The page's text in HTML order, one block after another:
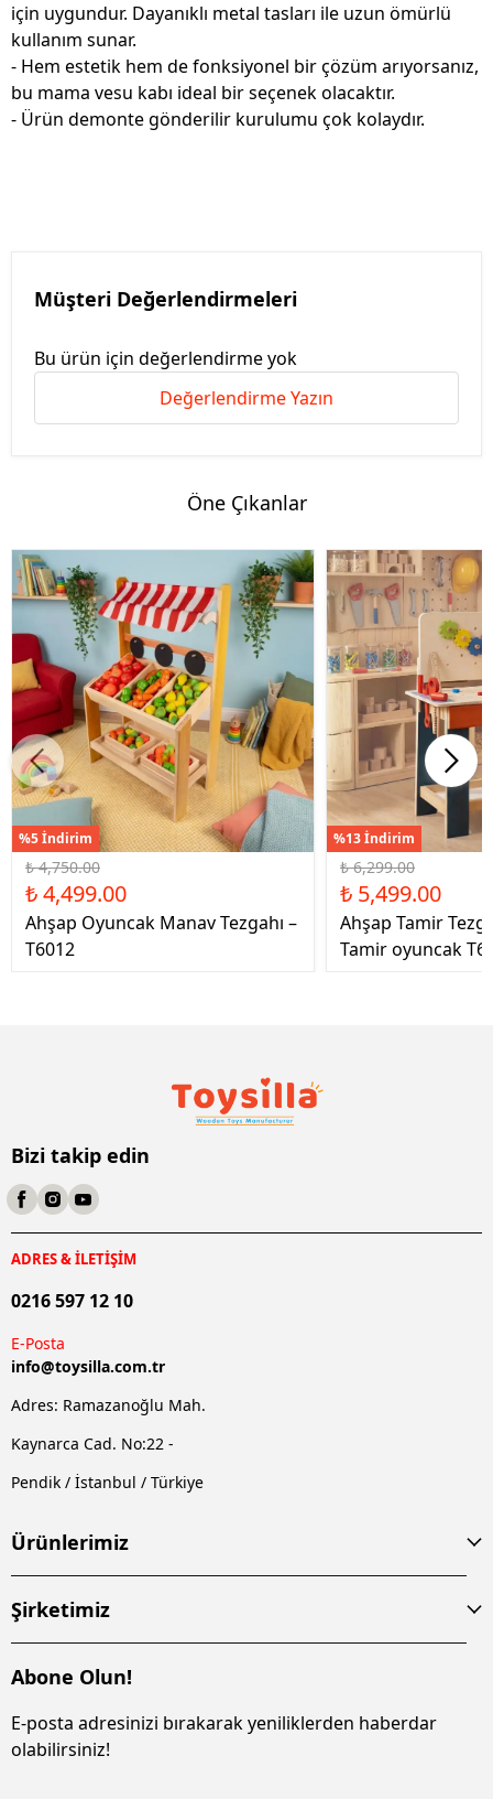
için uygundur. Dayanıklı metal tasları ile uzun ömürlü
kullanım sunar.
- Hem estetik hem de fonksiyonel bir çözüm arıyorsanız,
bu mama vesu kabı ideal bir seçenek olacaktır.
- Ürün demonte gönderilir kurulumu çok kolaydır.
Müşteri Değerlendirmeleri
Bu ürün için değerlendirme yok
Değerlendirme Yazın
Öne Çıkanlar
%5 İndirim
₺ 4,750.00
₺ 4,499.00
Ahşap Oyuncak Manav Tezgahı –
T6012
%13 İndirim
₺ 6,299.00
₺ 5,499.00
Ahşap Tamir
Tamir oyuncak
Bizi takip edin
ADRES & İLETİŞİM
0216 597 12 10
E-Posta
info@toysilla.com.tr
Adres: Ramazanoğlu Mah.
Kaynarca Cad. No:22 -
Pendik / İstanbul / Türkiye
Ürünlerimiz
Şirketimiz
Abone Olun!
E-posta adresinizi bırakarak yeniliklerden haberdar
olabilirsiniz!